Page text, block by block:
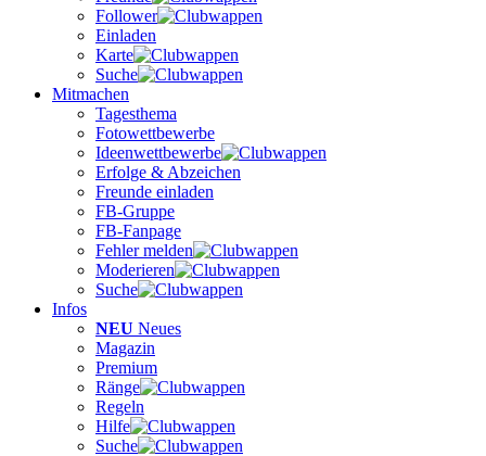
Follower
Einladen
Karte
Suche
Mitmachen
Tagesthema
Fotowettbewerbe
Ideenwettbewerbe
Erfolge & Abzeichen
Freunde einladen
FB-Gruppe
FB-Fanpage
Fehler melden
Moderieren
Suche
Infos
NEU Neues
Magazin
Premium
Ränge
Regeln
Hilfe
Suche